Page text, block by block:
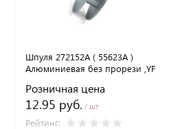
Шпуля 272152A ( 55623A )
Алюминиевая без прорези ,YF
Розничная цена
12.95 руб. / шт
Рейтинг: